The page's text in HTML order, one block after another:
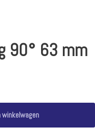
90° 63 mm
winkelwagen